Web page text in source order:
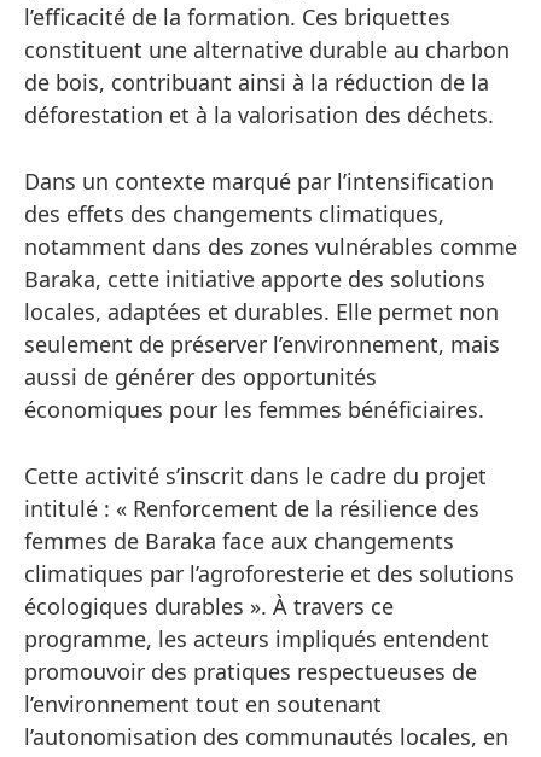
l’efficacité de la formation. Ces briquettes
constituent une alternative durable au charbon
de bois, contribuant ainsi à la réduction de la
déforestation et à la valorisation des déchets.
Dans un contexte marqué par l’intensification
des effets des changements climatiques,
notamment dans des zones vulnérables comme
Baraka, cette initiative apporte des solutions
locales, adaptées et durables. Elle permet non
seulement de préserver l’environnement, mais
aussi de générer des opportunités
économiques pour les femmes bénéficiaires.
Cette activité s’inscrit dans le cadre du projet
intitulé : « Renforcement de la résilience des
femmes de Baraka face aux changements
climatiques par l’agroforesterie et des solutions
écologiques durables ». À travers ce
programme, les acteurs impliqués entendent
promouvoir des pratiques respectueuses de
l’environnement tout en soutenant
l’autonomisation des communautés locales, en